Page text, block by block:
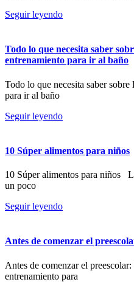
Seguir leyendo
Todo lo que necesita saber
entrenamiento para ir al baño
Todo lo que necesita saber
para ir al baño
Seguir leyendo
10 Súper alimentos para niños
10 Súper alimentos para niños
un poco
Seguir leyendo
Antes de comenzar el
Antes de comenzar el
entrenamiento para